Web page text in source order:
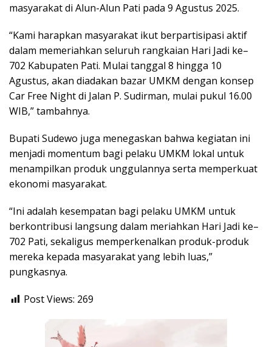
masyarakat di Alun-Alun Pati pada 9 Agustus 2025.
“Kami harapkan masyarakat ikut berpartisipasi aktif
dalam memeriahkan seluruh rangkaian Hari Jadi ke–
702 Kabupaten Pati. Mulai tanggal 8 hingga 10
Agustus, akan diadakan bazar UMKM dengan konsep
Car Free Night di Jalan P. Sudirman, mulai pukul 16.00
WIB,” tambahnya.
Bupati Sudewo juga menegaskan bahwa kegiatan ini
menjadi momentum bagi pelaku UMKM lokal untuk
menampilkan produk unggulannya serta memperkuat
ekonomi masyarakat.
“Ini adalah kesempatan bagi pelaku UMKM untuk
berkontribusi langsung dalam meriahkan Hari Jadi ke–
702 Pati, sekaligus memperkenalkan produk-produk
mereka kepada masyarakat yang lebih luas,”
pungkasnya.
Post Views: 269